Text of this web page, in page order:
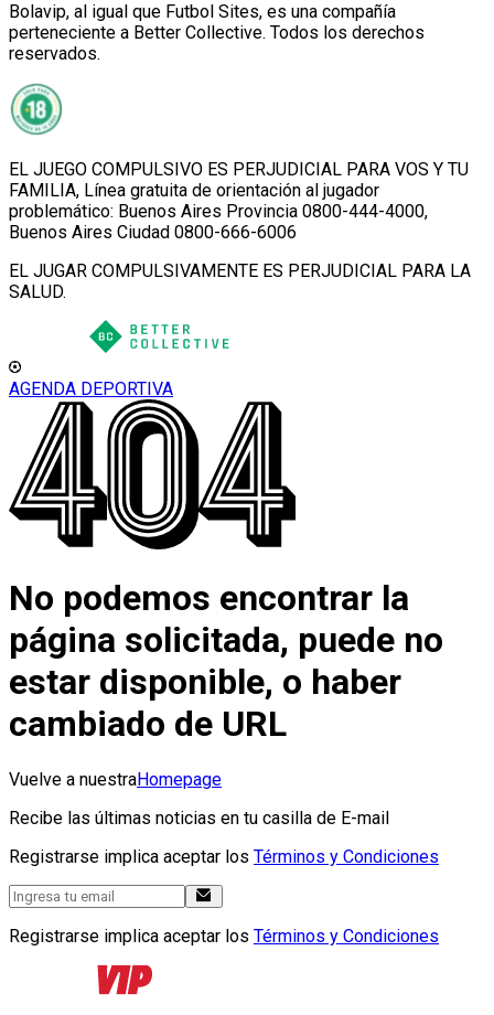
Bolavip, al igual que Futbol Sites, es una compañía
perteneciente a Better Collective. Todos los derechos
reservados.
EL JUEGO COMPULSIVO ES PERJUDICIAL PARA VOS Y TU
FAMILIA, Línea gratuita de orientación al jugador
problemático: Buenos Aires Provincia 0800-444-4000,
Buenos Aires Ciudad 0800-666-6006
EL JUGAR COMPULSIVAMENTE ES PERJUDICIAL PARA LA
SALUD.
AGENDA DEPORTIVA
No podemos encontrar la
página solicitada, puede no
estar disponible, o haber
cambiado de URL
Vuelve a nuestraHomepage
Recibe las últimas noticias en tu casilla de E-mail
Registrarse implica aceptar los Términos y Condiciones
Registrarse implica aceptar los Términos y Condiciones